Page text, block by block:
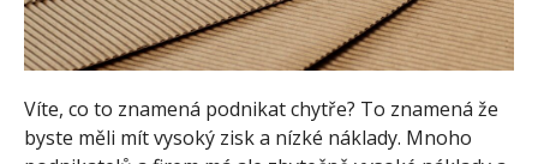
Víte, co to znamená podnikat chytře? To znamená že
byste měli mít vysoký zisk a nízké náklady. Mnoho